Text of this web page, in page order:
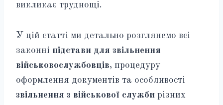
викликає труднощі.
У цій статті ми детально розглянемо всі
законні підстави для звільнення
військовослужбовців, процедуру
оформлення документів та особливості
звільнення з військової служби різних